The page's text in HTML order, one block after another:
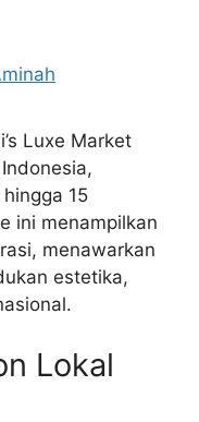
Luxe Market
15
ini menampilkan
menawarkan
estetika,
Lokal